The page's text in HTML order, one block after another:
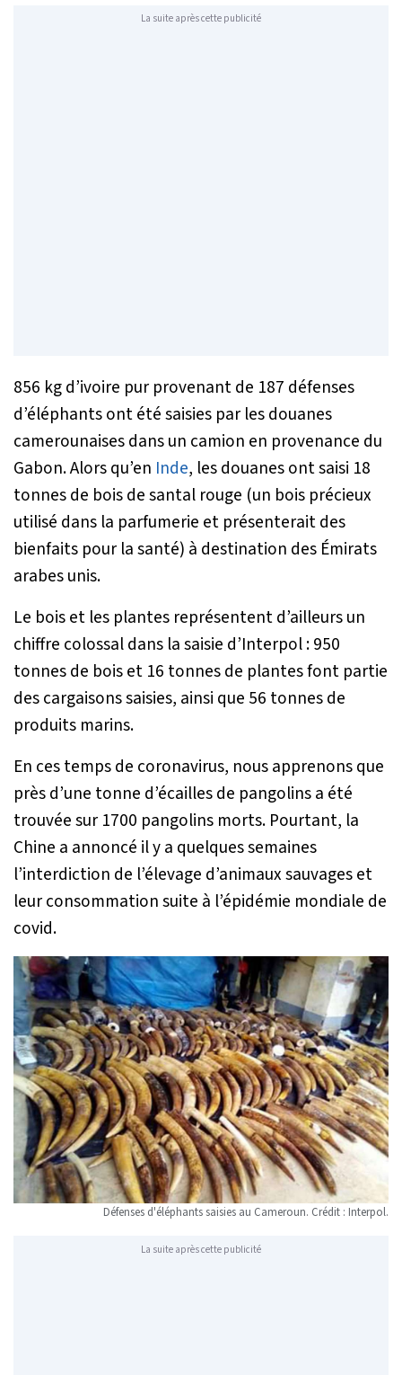
La suite après cette publicité
856 kg d’ivoire pur provenant de 187 défenses
d’éléphants ont été saisies par les douanes
camerounaises dans un camion en provenance du
Gabon. Alors qu’en Inde, les douanes ont saisi 18
tonnes de bois de santal rouge (un bois précieux
utilisé dans la parfumerie et présenterait des
bienfaits pour la santé) à destination des Émirats
arabes unis.
Le bois et les plantes représentent d’ailleurs un
chiffre colossal dans la saisie d’Interpol : 950
tonnes de bois et 16 tonnes de plantes font partie
des cargaisons saisies, ainsi que 56 tonnes de
produits marins.
En ces temps de coronavirus, nous apprenons que
près d’une tonne d’écailles de pangolins a été
trouvée sur 1700 pangolins morts. Pourtant, la
Chine a annoncé il y a quelques semaines
l’interdiction de l’élevage d’animaux sauvages et
leur consommation suite à l’épidémie mondiale de
covid.
Défenses d'éléphants saisies au Cameroun. Crédit : Interpol.
La suite après cette publicité